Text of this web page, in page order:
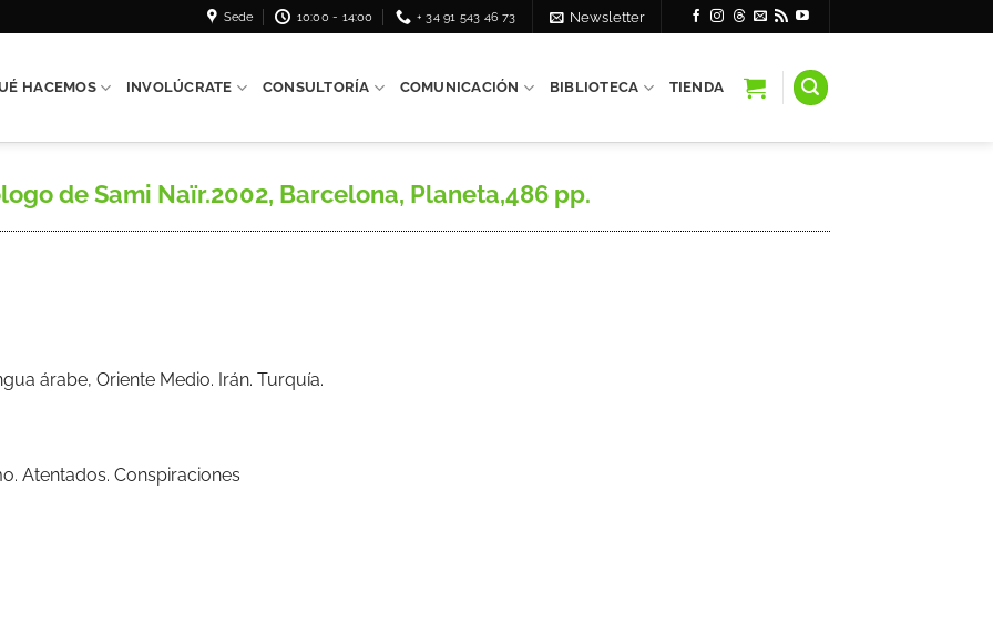
Sede 10:00 - 14:00 + 34 91 543 46 73 Newsletter
HACEMOS INVOLÚCRATE CONSULTORÍA COMUNICACIÓN BIBLIOTECA TIENDA
de Sami Naïr.2002, Barcelona, Planeta,486 pp.
árabe, Oriente Medio. Irán. Turquía.
Atentados. Conspiraciones